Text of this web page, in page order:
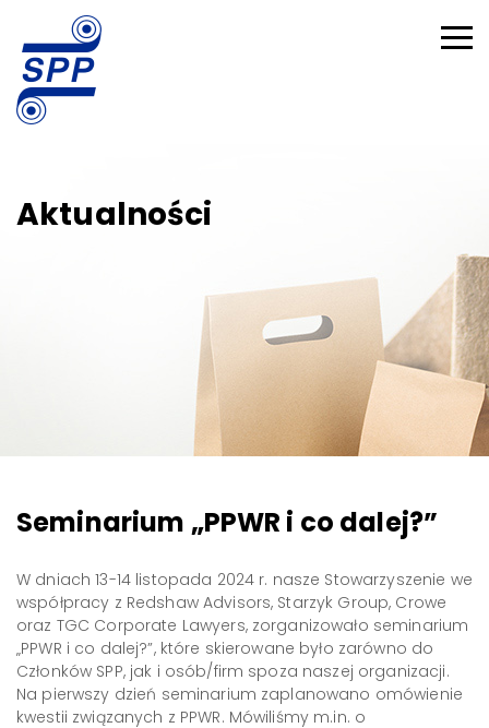
Aktualności
Seminarium „PPWR i co dalej?”
W dniach 13-14 listopada 2024 r. nasze Stowarzyszenie we
współpracy z Redshaw Advisors, Starzyk Group, Crowe
oraz TGC Corporate Lawyers, zorganizowało seminarium
„PPWR i co dalej?”, które skierowane było zarówno do
Członków SPP, jak i osób/firm spoza naszej organizacji.
Na pierwszy dzień seminarium zaplanowano omówienie
kwestii związanych z PPWR. Mówiliśmy m.in. o